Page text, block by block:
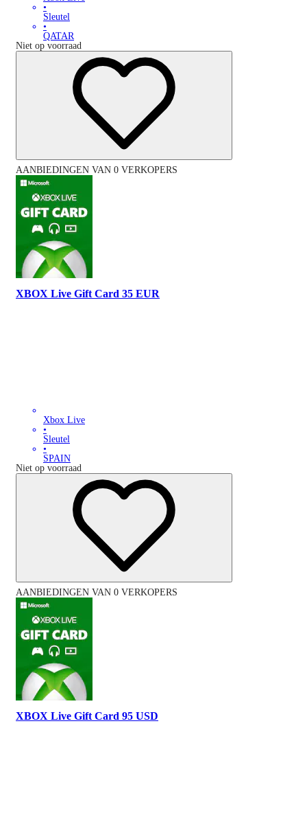
•
Sleutel
•
QATAR
Niet op voorraad
AANBIEDINGEN VAN 0 VERKOPERS
XBOX Live Gift Card 35 EUR
Xbox Live
•
Sleutel
•
SPAIN
Niet op voorraad
AANBIEDINGEN VAN 0 VERKOPERS
XBOX Live Gift Card 95 USD